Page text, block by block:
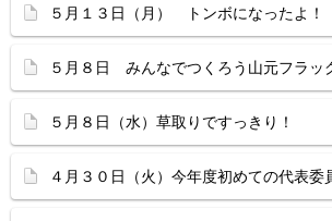
５月１３日（月） トンボになったよ！
５月８日 みんなでつくろう山元フラッ
５月８日（水）草取りですっきり！
４月３０日（火）今年度初めての代表委